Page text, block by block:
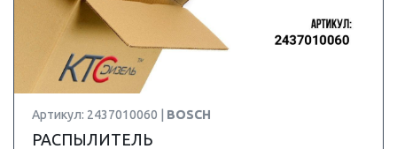
Артикул: 2437010060 | BOSCH
РАСПЫЛИТЕЛЬ